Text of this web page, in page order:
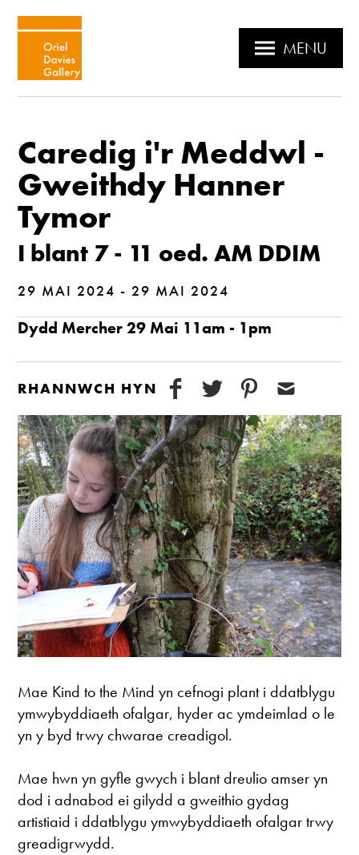
MENU
Caredig i'r Meddwl -
Gweithdy Hanner
Tymor
I blant 7 - 11 oed. AM DDIM
29 MAI 2024 - 29 MAI 2024
Dydd Mercher 29 Mai 11am - 1pm
RHANNWCH HYN
Mae Kind to the Mind yn cefnogi plant i ddatblygu
ymwybyddiaeth ofalgar, hyder ac ymdeimlad o le
yn y byd trwy chwarae creadigol.
Mae hwn yn gyfle gwych i blant dreulio amser yn
dod i adnabod ei gilydd a gweithio gydag
artistiaid i ddatblygu ymwybyddiaeth ofalgar trwy
greadigrwydd.